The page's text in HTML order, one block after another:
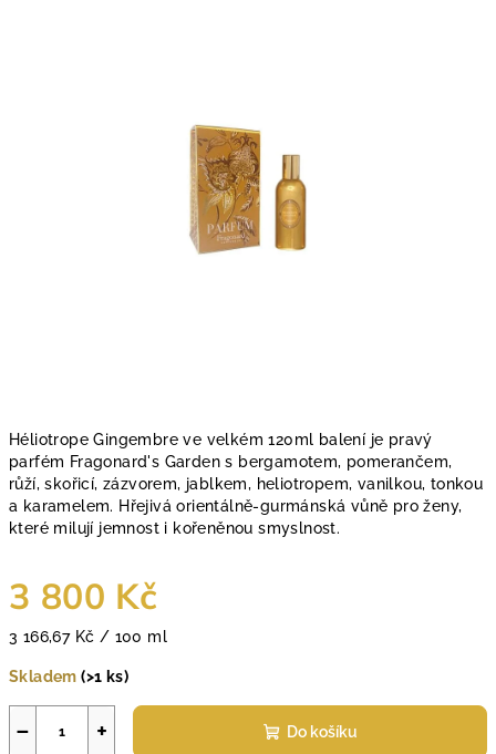
Héliotrope Gingembre ve velkém 120ml balení je pravý
parfém Fragonard's Garden s bergamotem, pomerančem,
růží, skořicí, zázvorem, jablkem, heliotropem, vanilkou, tonkou
a karamelem. Hřejivá orientálně-gurmánská vůně pro ženy,
které milují jemnost i kořeněnou smyslnost.
3 800 Kč
Měrná
3 166,67 Kč / 100 ml
Skladem(>1 ks)
+
− Do košíku